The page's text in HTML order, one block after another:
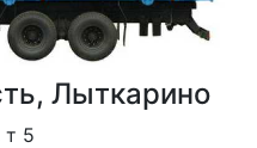
Лыткарино
т 5